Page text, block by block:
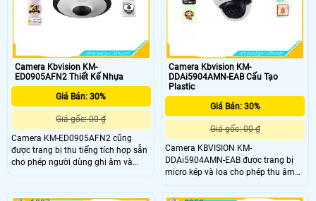
đầu tiếp nối báo động ra vào và đầu
tiếp nối âm thanh ra vào cho phép
âm thanh
Camera Kbvision KM-
ED0905AFN2 Thiết Kế Nhựa
Giá Bán: 30%
Giá gốc: 00 ₫
Camera KM-ED0905AFN2 cũng
được trang bị thu tiếng tích hợp sẵn
cho phép người dùng ghi âm và
nghe âm thanh từ môi trường xung
vào và đầu tiếp nối âm thanh ra vào
Camera Kbvision KM-
DDAi5904AMN-EAB Cấu Tạo
Plastic
Giá Bán: 30%
Giá gốc: 00 ₫
Camera KBVISION KM-
DDAi5904AMN-EAB được trang bị
micro kép và loa cho phép thu âm
và phát âm thanh cho phép camera
hỗ trợ đàm thoại 2 chiều, tức là